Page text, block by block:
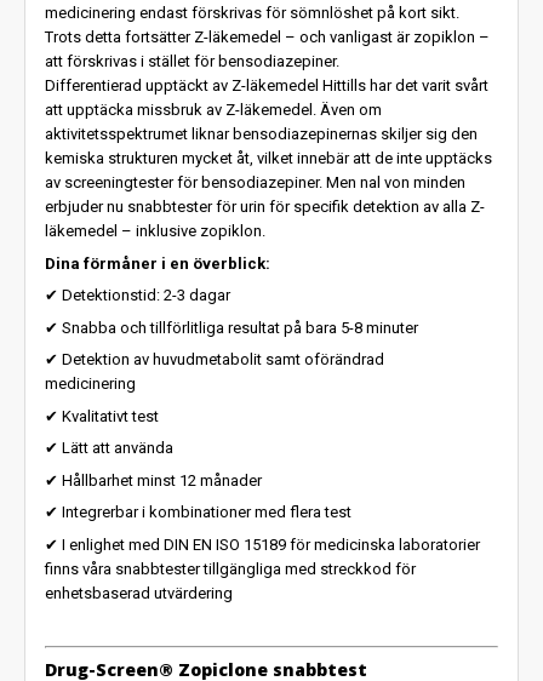
medicinering endast förskrivas för sömnlöshet på kort sikt.
Trots detta fortsätter Z-läkemedel – och vanligast är zopiklon –
att förskrivas i stället för bensodiazepiner.
Differentierad upptäckt av Z-läkemedel Hittills har det varit svårt
att upptäcka missbruk av Z-läkemedel. Även om
aktivitetsspektrumet liknar bensodiazepinernas skiljer sig den
kemiska strukturen mycket åt, vilket innebär att de inte upptäcks
av screeningtester för bensodiazepiner. Men nal von minden
erbjuder nu snabbtester för urin för specifik detektion av alla Z-
läkemedel – inklusive zopiklon.
Dina förmåner i en överblick:
✔ Detektionstid: 2-3 dagar
✔ Snabba och tillförlitliga resultat på bara 5-8 minuter
✔ Detektion av huvudmetabolit samt oförändrad
medicinering
✔ Kvalitativt test
✔ Lätt att använda
✔ Hållbarhet minst 12 månader
✔ Integrerbar i kombinationer med flera test
✔ I enlighet med DIN EN ISO 15189 för medicinska laboratorier
finns våra snabbtester tillgängliga med streckkod för
enhetsbaserad utvärdering
Drug-Screen® Zopiclone snabbtest